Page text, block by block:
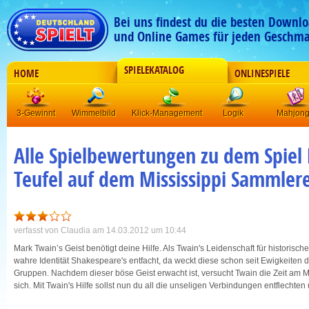
Bei uns findest du die besten
und Online Games für jeden
HOME SPIELEKATALOG ONLINESPIELE
3-Gewinnt Wimmelbild Klick-Management Logik Mahjong
Alle Spielbewertungen zu dem
Teufel auf dem Mississippi
verfasst von Claudia am 14.03.2012 um 10:44
Mark Twain’s Geist benötigt deine Hilfe. Als Twain's Leidenschaft für
wahre Identität Shakespeare's entfacht, da weckt diese schon seit Ewigkeiten
Gruppen. Nachdem dieser böse Geist erwacht ist, versucht Twain die Zeit am
sich. Mit Twain's Hilfe sollst nun du all die unseligen Verbindungen